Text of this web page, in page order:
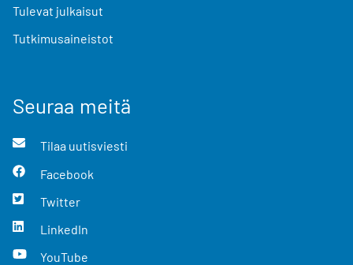
Tulevat julkaisut
Tutkimusaineistot
Seuraa meitä
Tilaa uutisviesti
Facebook
Twitter
LinkedIn
YouTube